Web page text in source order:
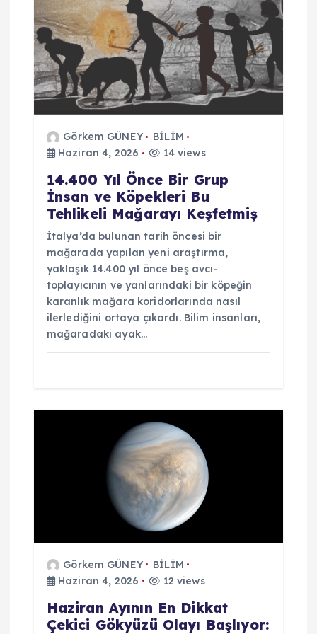
m
e
s
Görkem GÜNEY
BİLİM
Haziran 4, 2026
14 views
14.400 Yıl Önce Bir Grup
İnsan ve Köpekleri Bu
Tehlikeli Mağarayı Keşfetmiş
İtalya’da bulunan tarih öncesi bir
mağarada yapılan yeni araştırma,
yaklaşık 14.400 yıl önce beş avcı-
toplayıcının ve yanlarındaki bir köpeğin
karanlık mağara koridorlarında nasıl
ilerlediğini ortaya çıkardı. Bilim insanları,
mağaradaki ayak…
Görkem GÜNEY
BİLİM
Haziran 4, 2026
12 views
Haziran Ayının En Dikkat
Çekici Gökyüzü Olayı Başlıyor: